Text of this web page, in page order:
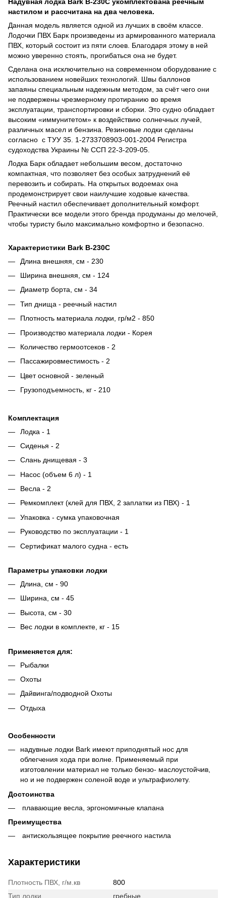
настилом и рассчитана на два человека.
Данная модель является одной из лучших в своём классе.
Лодочки ПВХ Барк произведены из армированного материала
ПВХ, который состоит из пяти слоев. Благодаря этому в ней
можно уверенно стоять, прогибаться она не будет.
Сделана она исключительно на современном оборудование с
использованием новейших технологий. Швы баллонов
запаяны специальным надежным методом, за счёт чего они
не подвержены чрезмерному протиранию во время
эксплуатации, транспортировки и сборки. Это судно обладает
высоким «иммунитетом» к воздействию солнечных лучей,
различных масел и бензина. Резиновые лодки сделаны
согласно с ТУУ 35. 1-2733708903-001-2004 Регистра
судоходства Украины № ССП 22-3-209-05.
Лодка Барк обладает небольшим весом, достаточно
компактная, что позволяет без особых затруднений её
перевозить и собирать. На открытых водоемах она
продемонстрирует свои наилучшие ходовые качества.
Реечный настил обеспечивает дополнительный комфорт.
Практически все модели этого бренда продуманы до мелочей,
чтобы туристу было максимально комфортно и безопасно.
Характеристики Bark B-230C
Длина внешняя, см - 230
Ширина внешняя, см - 124
Диаметр борта, см - 34
Тип днища - реечный настил
Плотность материала лодки, гр/м2 - 850
Производство материала лодки - Корея
Количество гермоотсеков - 2
Пассажировместимость - 2
Цвет основной - зеленый
Грузоподъемность, кг - 210
Комплектация
Лодка - 1
Сиденья - 2
Слань днищевая - 3
Насос (объем 6 л) - 1
Весла - 2
Ремкомплект (клей для ПВХ, 2 заплатки из ПВХ) - 1
Упаковка - сумка упаковочная
Руководство по эксплуатации - 1
Сертификат малого судна - есть
Параметры упаковки лодки
Длина, см - 90
Ширина, см - 45
Высота, см - 30
Вес лодки в комплекте, кг - 15
Применяется для:
Рыбалки
Охоты
Дайвинга/подводной Охоты
Отдыха
Особенности
надувные лодки Bark имеют приподнятый нос для
облегчения хода при волне. Применяемый при
изготовлении материал не только бензо- маслоустойчив,
но и не подвержен соленой воде и ультрафиолету.
Достоинства
плавающие весла, эргономичные клапана
Преимущества
антискользящее покрытие реечного настила
Характеристики
Плотность ПВХ, г/м.кв
800
Тип лодки
гребные